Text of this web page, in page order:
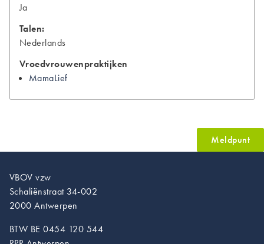
Ja
Talen:
Nederlands
Vroedvrouwenpraktijken
MamaLief
Meldpunt
VBOV vzw
Schaliënstraat 34-002
2000 Antwerpen
BTW BE 0454 120 544